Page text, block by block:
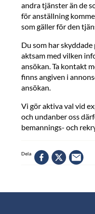
andra tjänster än de
för anställning
som gäller för den
Du som har
aktsam med vilken
ansökan. Ta kontakt
finns angiven i
ansökan.
Vi gör aktiva val vid
och undanber oss
bemannings- och
Dela